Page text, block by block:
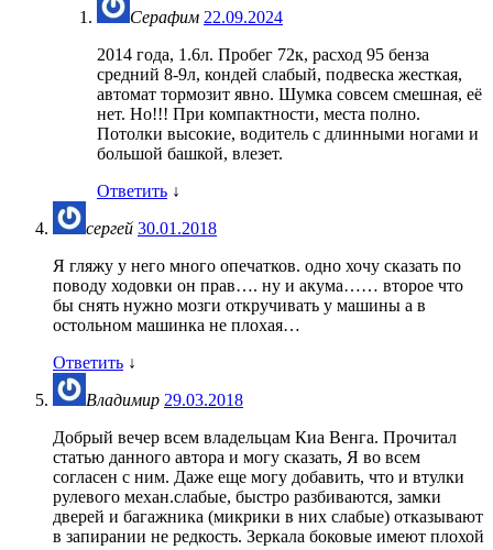
Серафим 22.09.2024
2014 года, 1.6л. Пробег 72к, расход 95 бенза
средний 8-9л, кондей слабый, подвеска жесткая,
автомат тормозит явно. Шумка совсем смешная, её
нет. Но!!! При компактности, места полно.
Потолки высокие, водитель с длинными ногами и
большой башкой, влезет.
Ответить ↓
сергей 30.01.2018
Я гляжу у него много опечатков. одно хочу сказать по
поводу ходовки он прав…. ну и акума…… второе что
бы снять нужно мозги откручивать у машины а в
остольном машинка не плохая…
Ответить ↓
Владимир 29.03.2018
Добрый вечер всем владельцам Киа Венга. Прочитал
статью данного автора и могу сказать, Я во всем
согласен с ним. Даже еще могу добавить, что и втулки
рулевого механ.слабые, быстро разбиваются, замки
дверей и багажника (микрики в них слабые) отказывают
в запирании не редкость. Зеркала боковые имеют плохой